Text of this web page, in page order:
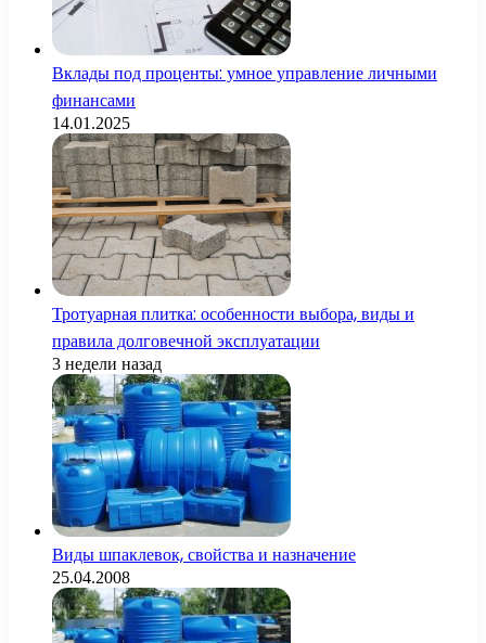
Вклады под проценты: умное управление личными
финансами
14.01.2025
Тротуарная плитка: особенности выбора, виды и
правила долговечной эксплуатации
3 недели назад
Виды шпаклевок, свойства и назначение
25.04.2008